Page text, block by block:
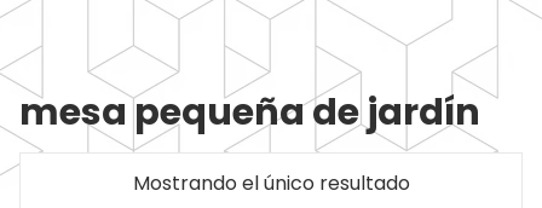
mesa pequeña de jardín
Mostrando el único resultado